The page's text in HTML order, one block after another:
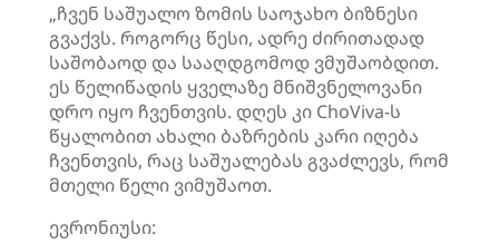
„ჩვენ საშუალო ზომის საოჯახო ბიზნესი
გვაქვს. როგორც წესი, ადრე ძირითადად
საშობაოდ და სააღდგომოდ ვმუშაობდით.
ეს წელიწადის ყველაზე მნიშვნელოვანი
დრო იყო ჩვენთვის. დღეს კი ChoViva-ს
წყალობით ახალი ბაზრების კარი იღება
ჩვენთვის, რაც საშუალებას გვაძლევს, რომ
მთელი წელი ვიმუშაოთ.
ევრონიუსი: